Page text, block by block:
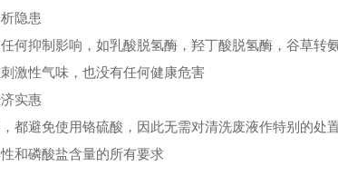
隐患
何抑制影响，如乳酸脱氢酶，羟丁酸脱氢酶，谷草转
激性气味，也没有任何健康危害
实惠
都避免使用铬硫酸，因此无需对清洗废液作特别的处
和磷酸盐含量的所有要求